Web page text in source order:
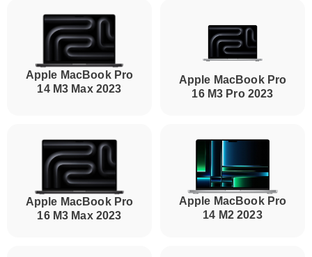
Apple MacBook Pro
14 M3 Max 2023
Apple MacBook Pro
16 M3 Pro 2023
Apple MacBook Pro
16 M3 Max 2023
Apple MacBook Pro
14 M2 2023